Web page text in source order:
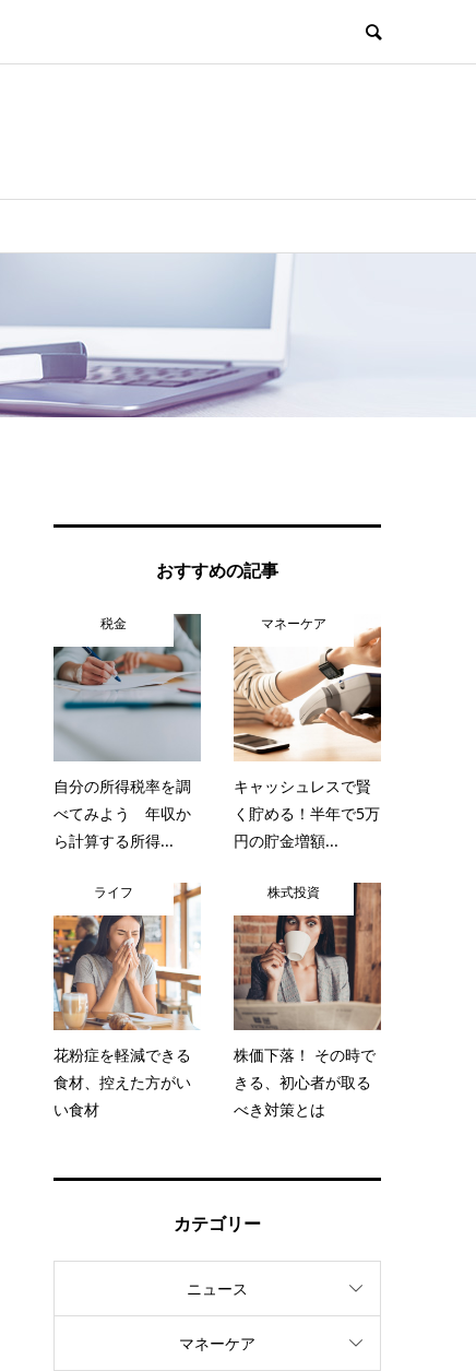
おすすめの記事
税金
自分の所得税率を調
べてみよう 年収か
ら計算する所得...
マネーケア
キャッシュレスで賢
く貯める！半年で5万
円の貯金増額...
ライフ
花粉症を軽減できる
食材、控えた方がい
い食材
株式投資
株価下落！ その時で
きる、初心者が取る
べき対策とは
カテゴリー
ニュース
マネーケア